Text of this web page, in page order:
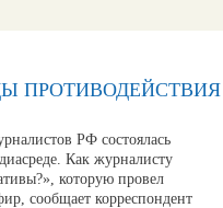
ПРОТИВОДЕЙСТВИЯ
РФ состоялась
Как журналисту
которую провел
сообщает корреспондент